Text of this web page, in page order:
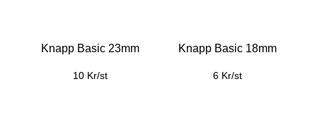
Knapp Basic 23mm
10 Kr/st
Knapp Basic 18mm
6 Kr/st